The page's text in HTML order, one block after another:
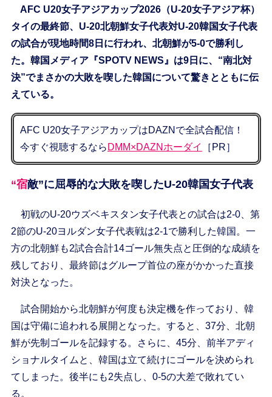
AFC U20女子アジアカップ2026（U-20女子アジア杯）
タイの最終節、U-20北朝鮮女子代表対U-20韓国女子代表
の試合が現地時間8日に行われ、北朝鮮が5-0で勝利し
た。韓国メディア『SPOTV NEWS』は9日に、“南北対
決”でまさかの大敗を喫した韓国について驚きとともに伝
えている。
AFC U20女子アジアカップはDAZNで全試合配信！
今すぐ視聴するなら DMM×DAZNホーダイ ［PR］
“宿敵”に屈辱的な大敗を喫したU-20韓国女子代表
初戦のU-20ウズベキスタン女子代表との試合は2-0、第
2節のU-20ヨルダン女子代表戦は2-1で勝利した韓国。一
方の北朝鮮も2試合合計14ゴール無失点と圧倒的な成績を
残しており、最終節はグループ首位の座がかかった直接
対決となった。
試合開始から北朝鮮が何度も決定機を作っており、韓
国は守備に追われる展開となった。すると、37分、北朝
鮮が先制ゴールを記録する。さらに、45分、前半アディ
ショナルタイムと、韓国は立て続けにゴールを決められ
てしまった。後半にも2失点し、0-5の大差で敗れてい
る。